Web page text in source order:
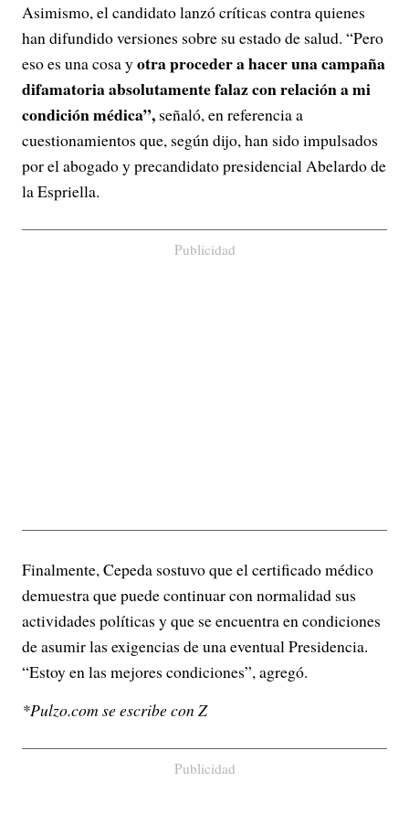
Asimismo, el candidato lanzó críticas contra quienes
han difundido versiones sobre su estado de salud. “Pero
eso es una cosa yotra proceder a hacer una campaña
difamatoria absolutamente falaz con relación a mi
condición médica”, señaló, en referencia a
cuestionamientos que, según dijo, han sido impulsados
por el abogado y precandidato presidencial Abelardo de
la Espriella.
Publicidad
Finalmente, Cepeda sostuvo que el certificado médico
demuestra que puede continuar con normalidad sus
actividades políticas y que se encuentra en condiciones
de asumir las exigencias de una eventual Presidencia.
“Estoy en las mejores condiciones”, agregó.
*Pulzo.com se escribe con Z
Publicidad